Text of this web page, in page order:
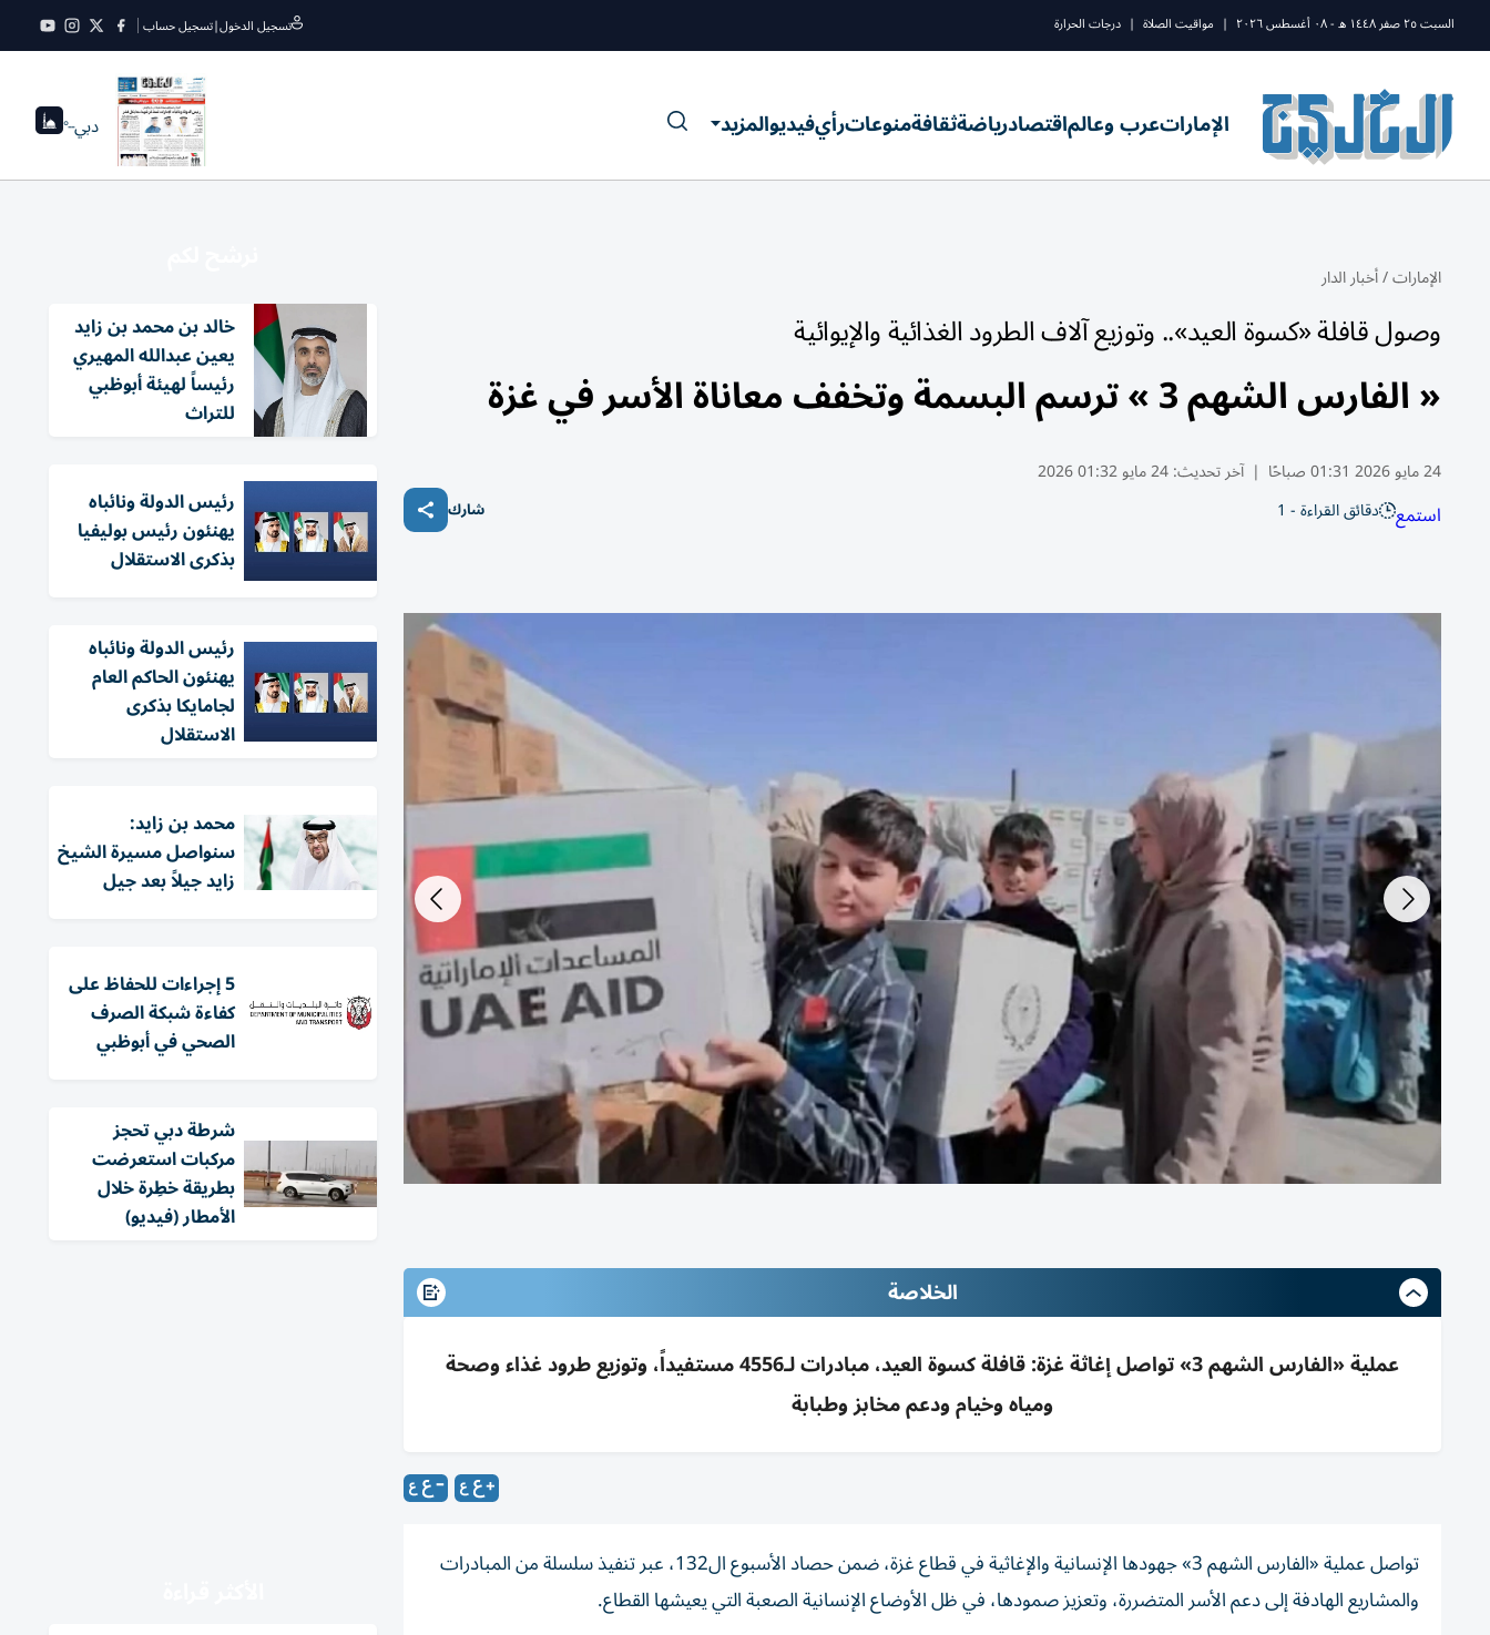
السبت ٢٥ صفر ١٤٤٨ ه - ٠٨ أغسطس ٢٠٢٦ | مواقيت الصلاة | درجات الحرارة تسجيل الدخول|تسجيل حساب
الإماراتعرب وعالماقتصادرياضةثقافةمنوعاترأيفيديوالمزيد دبي--°
الإمارات/أخبار الدار
وصول قافلة «كسوة العيد».. وتوزيع آلاف الطرود الغذائية والإيوائية
« الفارس الشهم 3 » ترسم البسمة وتخفف معاناة الأسر في غزة
24 مايو 2026 01:31 صباحًا | آخر تحديث:24 مايو 01:32 2026
استمع دقائق القراءة - 1 شارك
الخلاصة
عملية «الفارس الشهم 3» تواصل إغاثة غزة: قافلة كسوة العيد، مبادرات لـ4556 مستفيداً، وتوزيع طرود غذاء وصحة
ومياه وخيام ودعم مخابز وطبابة
تواصل عملية «الفارس الشهم 3» جهودها الإنسانية والإغاثية في قطاع غزة، ضمن حصاد الأسبوع ال132، عبر تنفيذ سلسلة من المبادرات
والمشاريع الهادفة إلى دعم الأسر المتضررة، وتعزيز صمودها، في ظل الأوضاع الإنسانية الصعبة التي يعيشها القطاع.
خالد بن محمد بن زايد
يعين عبدالله المهيري
رئيساً لهيئة أبوظبي
للتراث
رئيس الدولة ونائباه
يهنئون رئيس بوليفيا
بذكرى الاستقلال
رئيس الدولة ونائباه
يهنئون الحاكم العام
لجامايكا بذكرى
الاستقلال
محمد بن زايد:
سنواصل مسيرة الشيخ
زايد جيلاً بعد جيل
5 إجراءات للحفاظ على
كفاءة شبكة الصرف
الصحي في أبوظبي
شرطة دبي تحجز
مركبات استعرضت
بطريقة خطِرة خلال
الأمطار (فيديو)